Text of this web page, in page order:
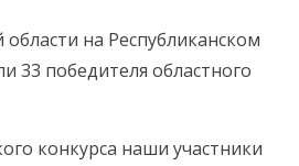
на Республиканском
33 победителя областного
конкурса наши участники